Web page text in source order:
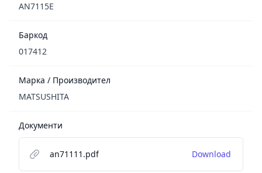
AN7115E
Баркод
017412
Марка / Производител
MATSUSHITA
Документи
an71111.pdf Download